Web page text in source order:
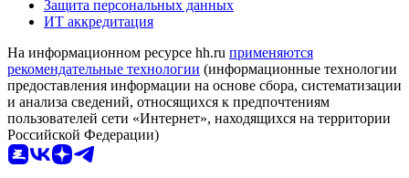
Защита персональных данных
ИТ аккредитация
На информационном ресурсе hh.ru применяются
рекомендательные технологии (информационные технологии
предоставления информации на основе сбора, систематизации
и анализа сведений, относящихся к предпочтениям
пользователей сети «Интернет», находящихся на территории
Российской Федерации)